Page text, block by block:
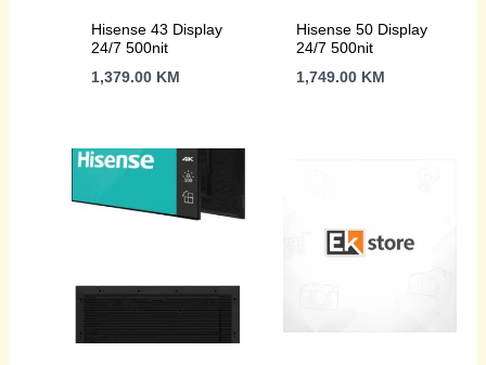
Hisense 43 Display
24/7 500nit
1,379.00 KM
Hisense 50 Display
24/7 500nit
1,749.00 KM